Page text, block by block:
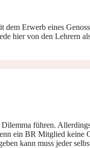
dem Erwerb eines
hier von den Lehrern
führen.
ein BR Mitglied keine
kann muss jeder